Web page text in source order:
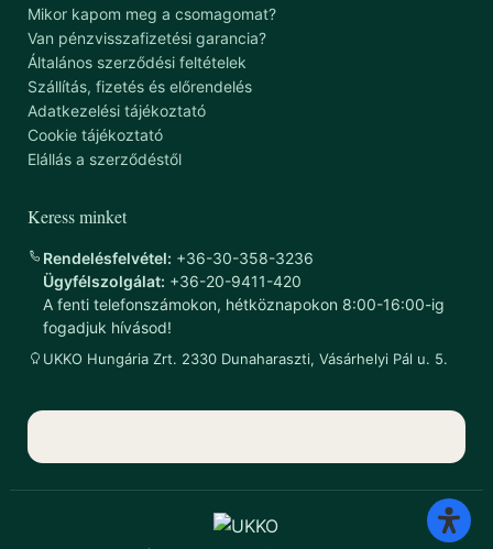
Mikor kapom meg a csomagomat?
Van pénzvisszafizetési garancia?
Általános szerződési feltételek
Szállítás, fizetés és előrendelés
Adatkezelési tájékoztató
Cookie tájékoztató
Elállás a szerződéstől
Keress minket
Rendelésfelvétel: +36-30-358-3236
Ügyfélszolgálat: +36-20-9411-420
A fenti telefonszámokon, hétköznapokon 8:00-16:00-ig
fogadjuk hívásod!
UKKO Hungária Zrt. 2330 Dunaharaszti, Vásárhelyi Pál u. 5.